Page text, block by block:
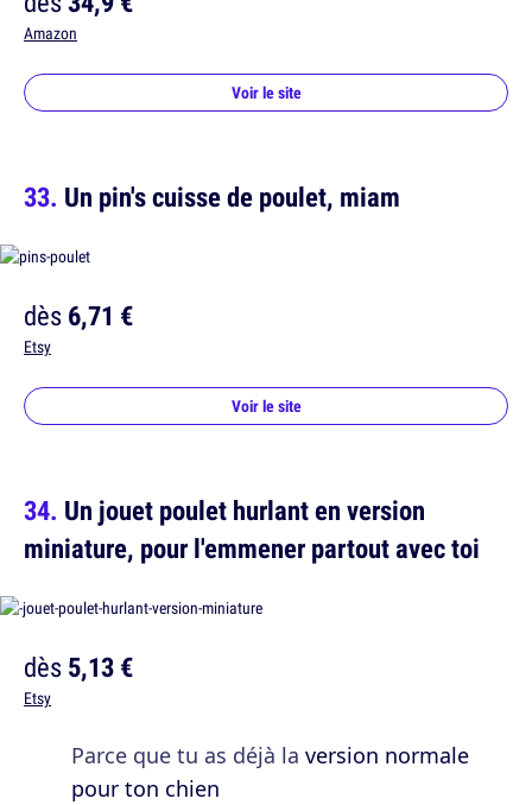
Amazon
Voir le site
Un pin's cuisse de poulet, miam
dès6,71 €
Etsy
Voir le site
Un jouet poulet hurlant en version
miniature, pour l'emmener partout avec toi
dès5,13 €
Etsy
Parce que tu as déjà la version normale
pour ton chien